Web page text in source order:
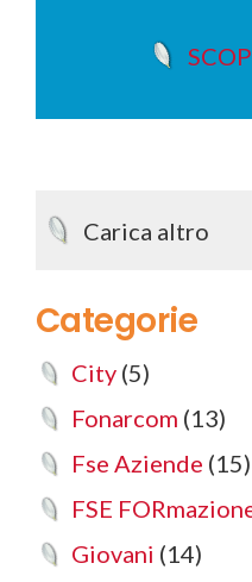
Carica altro
Categorie
City (5)
Fonarcom (13)
Fse Aziende (15)
FSE
Giovani (14)